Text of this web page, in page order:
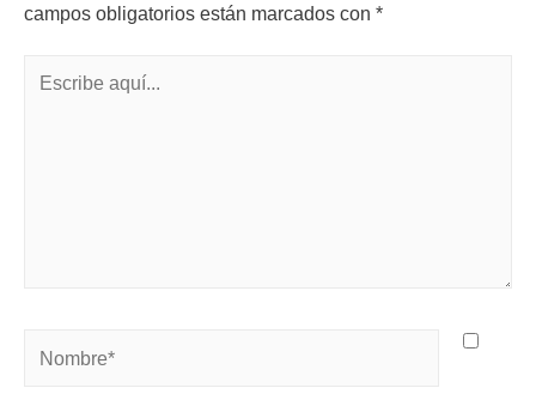
campos obligatorios están marcados con *